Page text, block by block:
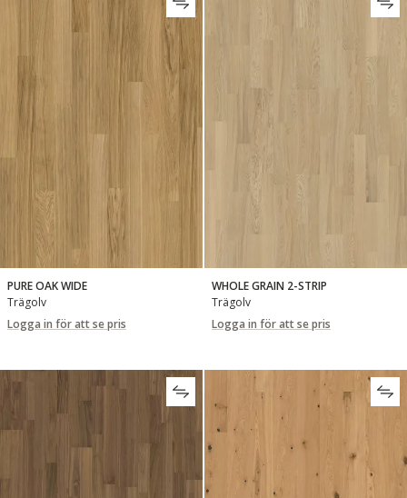
PURE OAK WIDE
Trägolv
Logga in för att se pris
WHOLE GRAIN 2-STRIP
Trägolv
Logga in för att se pris